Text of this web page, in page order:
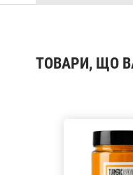
ТОВАРИ, ЩО